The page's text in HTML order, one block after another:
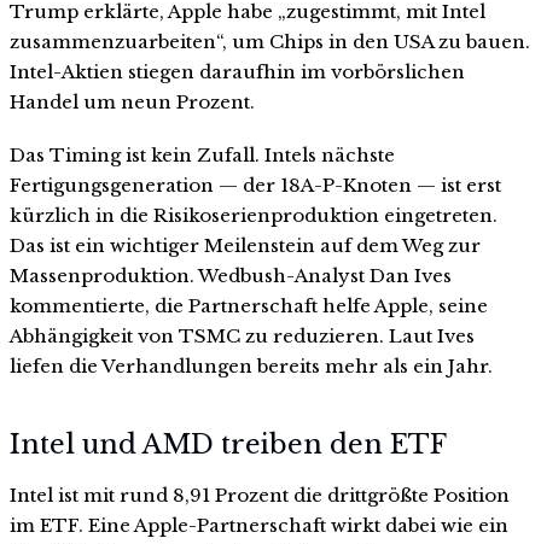
Trump erklärte, Apple habe „zugestimmt, mit Intel
zusammenzuarbeiten“, um Chips in den USA zu bauen.
Intel-Aktien stiegen daraufhin im vorbörslichen
Handel um neun Prozent.
Das Timing ist kein Zufall. Intels nächste
Fertigungsgeneration — der 18A-P-Knoten — ist erst
kürzlich in die Risikoserienproduktion eingetreten.
Das ist ein wichtiger Meilenstein auf dem Weg zur
Massenproduktion. Wedbush-Analyst Dan Ives
kommentierte, die Partnerschaft helfe Apple, seine
Abhängigkeit von TSMC zu reduzieren. Laut Ives
liefen die Verhandlungen bereits mehr als ein Jahr.
Intel und AMD treiben den ETF
Intel ist mit rund 8,91 Prozent die drittgrößte Position
im ETF. Eine Apple-Partnerschaft wirkt dabei wie ein